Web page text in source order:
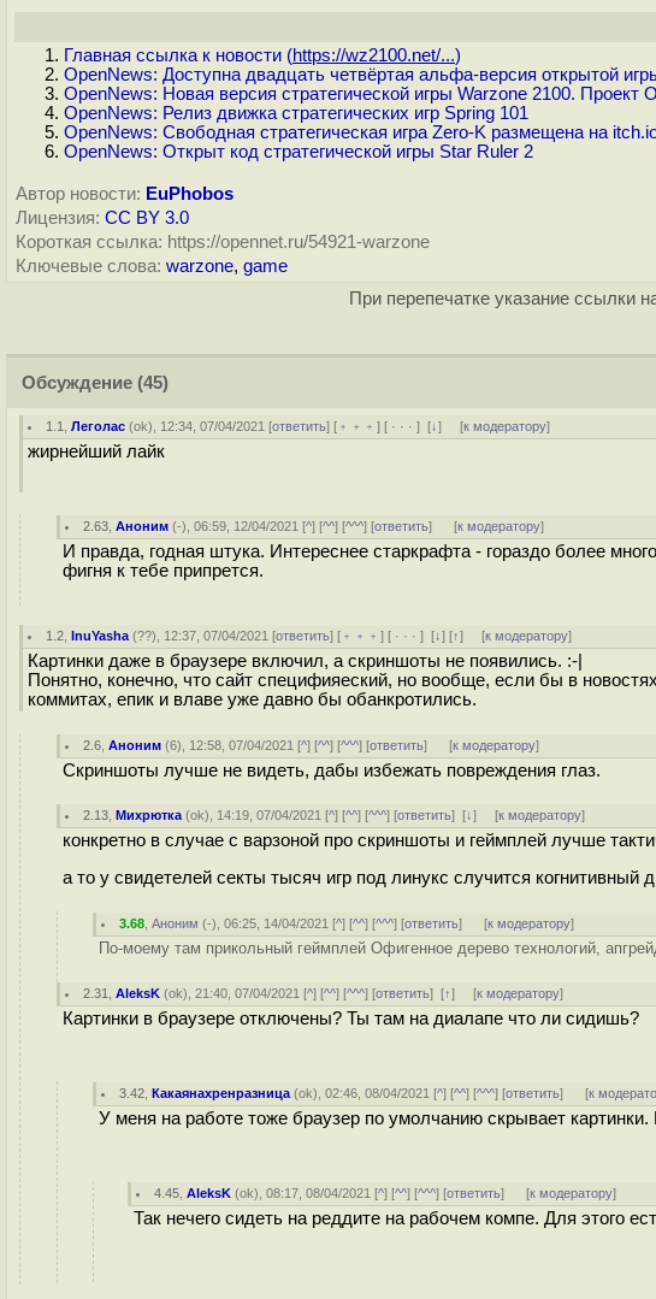
Главная ссылка к новости (https://wz2100.net/...)
OpenNews: Доступна двадцать четвёртая альфа-версия открытой
OpenNews: Новая версия стратегической игры Warzone 2100. Проект
OpenNews: Релиз движка стратегических игр Spring 101
OpenNews: Свободная стратегическая игра Zero-K размещена на
OpenNews: Открыт код стратегической игры Star Ruler 2
Автор новости: EuPhobos
Лицензия: CC BY 3.0
Короткая ссылка: https://opennet.ru/54921-warzone
Ключевые слова: warzone, game
При перепечатке указание ссылки
Обсуждение (45)
1.1 ,Леголас (ok), 12:34, 07/04/2021 [ответить] [ ﹢﹢﹢] [ · · ·][↓] [к модератору]
жирнейший лайк
2.63 ,Аноним (-), 06:59, 12/04/2021 [^] [^^] [^^^] [ответить] [к модератору]
И правда, годная штука. Интереснее старкрафта - гораздо более
фигня к тебе припрется.
1.2 ,InuYasha (??), 12:37, 07/04/2021 [ответить] [ ﹢﹢﹢] [ · · ·][↓] [↑] [к модератору]
Картинки даже в браузере включил, а скриншоты не появились. :-|
Понятно, конечно, что сайт специфияеский, но вообще, если бы в
коммитах, епик и влаве уже давно бы обанкротились.
2.6 ,Аноним (6), 12:58, 07/04/2021 [^] [^^] [^^^] [ответить] [к модератору]
Скриншоты лучше не видеть, дабы избежать повреждения глаз.
2.13 ,Михрютка (ok), 14:19, 07/04/2021 [^] [^^] [^^^] [ответить][↓] [к модератору]
конкретно в случае с варзоной про скриншоты и геймплей лучше
а то у свидетелей секты тысяч игр под линукс случится когнитивный
3.68 ,Аноним (-), 06:25, 14/04/2021 [^] [^^] [^^^] [ответить] [к модератору]
По-моему там прикольный геймплей Офигенное дерево технологий,
2.31 ,AleksK (ok), 21:40, 07/04/2021 [^] [^^] [^^^] [ответить][↑] [к модератору]
Картинки в браузере отключены? Ты там на диалапе что ли сидишь?
3.42 ,Какаянахренразница (ok), 02:46, 08/04/2021 [^] [^^] [^^^] [ответить] [к
У меня на работе тоже браузер по умолчанию скрывает
4.45 ,AleksK (ok), 08:17, 08/04/2021 [^] [^^] [^^^] [ответить] [к модератору]
Так нечего сидеть на реддите на рабочем компе. Для этого